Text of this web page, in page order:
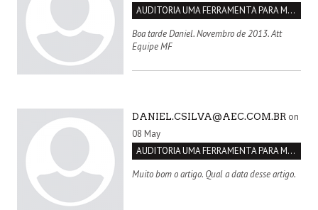
AUDITORIA UMA FERRAMENTA PARA MELHORIA CONTÍNUA
Boa tarde Daniel. Novembro de 2013. Att
Equipe MF
DANIEL.CSILVA@AEC.COM.BR on
08 May
AUDITORIA UMA FERRAMENTA PARA MELHORIA CONTÍNUA
Muito bom o artigo. Qual a data desse artigo.